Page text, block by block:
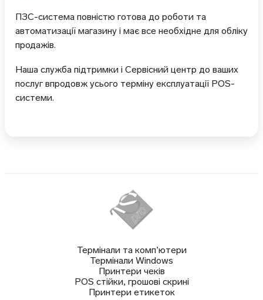
ПЗС-система повністю готова до роботи та
автоматизації магазину і має все необхідне для обліку
продажів.
Наша служба підтримки і Сервісний центр до ваших
послуг впродовж усього терміну експлуатації POS-
системи.
Термінали та комп’ютери
Термінали Windows
Принтери чеків
POS стійки, грошові скрині
Принтери етикеток